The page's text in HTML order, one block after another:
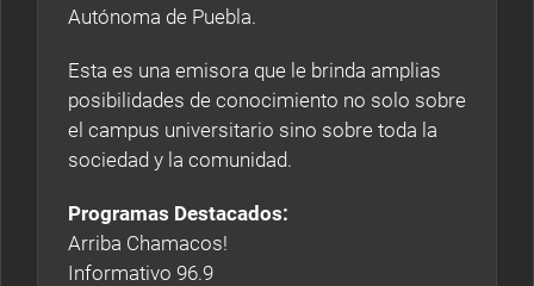
Autónoma de Puebla.
Esta es una emisora que le brinda amplias
posibilidades de conocimiento no solo sobre
el campus universitario sino sobre toda la
sociedad y la comunidad.
Programas Destacados:
Arriba Chamacos!
Informativo 96.9